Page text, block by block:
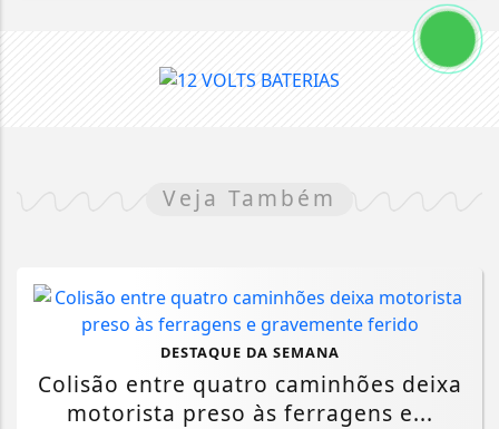
Veja Também
DESTAQUE DA SEMANA
Colisão entre quatro caminhões deixa
motorista preso às ferragens e...